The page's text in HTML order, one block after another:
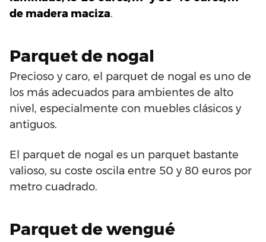
de madera maciza.
Parquet de nogal
Precioso y caro, el parquet de nogal es uno de
los más adecuados para ambientes de alto
nivel, especialmente con muebles clásicos y
antiguos.
El parquet de nogal es un parquet bastante
valioso, su coste oscila entre 50 y 80 euros por
metro cuadrado.
Parquet de wengué